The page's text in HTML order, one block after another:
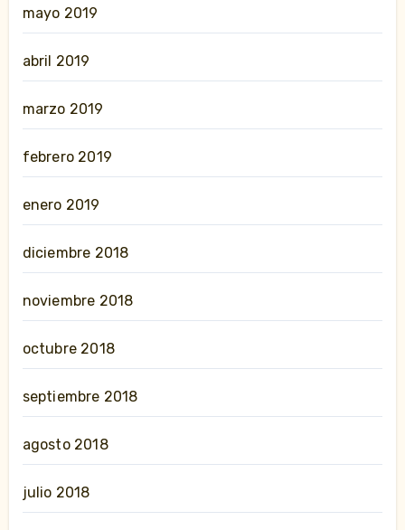
mayo 2019
abril 2019
marzo 2019
febrero 2019
enero 2019
diciembre 2018
noviembre 2018
octubre 2018
septiembre 2018
agosto 2018
julio 2018